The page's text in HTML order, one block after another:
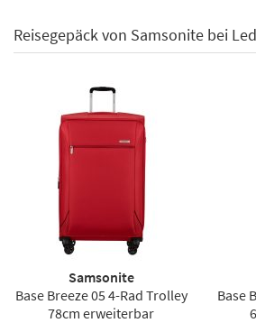
Reisegepäck von Samsonite bei
Samsonite
Base Breeze 05 4-Rad Trolley
78cm erweiterbar
Base